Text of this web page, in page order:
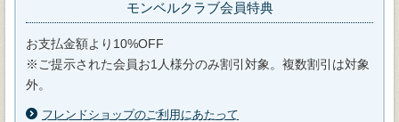
モンベルクラブ会員特典
お支払金額より10%OFF
※ご提示された会員お1人様分のみ割引対象。複数割引は対象
外。
フレンドショップのご利用にあたって